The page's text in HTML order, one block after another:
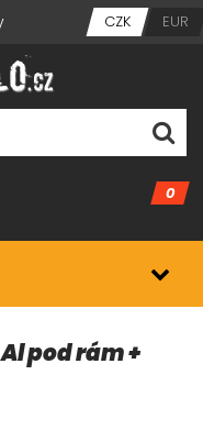
CZK EUR
0
pod rám +